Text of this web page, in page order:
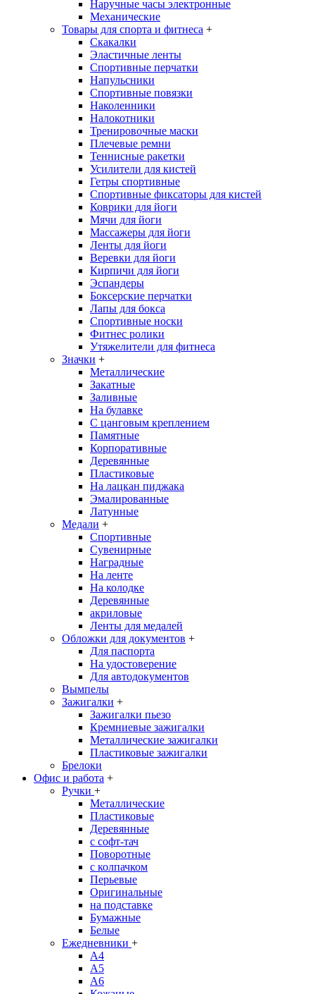
Наручные часы электронные
Механические
Товары для спорта и фитнеса +
Скакалки
Эластичные ленты
Спортивные перчатки
Напульсники
Спортивные повязки
Наколенники
Налокотники
Тренировочные маски
Плечевые ремни
Теннисные ракетки
Усилители для кистей
Гетры спортивные
Спортивные фиксаторы для кистей
Коврики для йоги
Мячи для йоги
Массажеры для йоги
Ленты для йоги
Веревки для йоги
Кирпичи для йоги
Эспандеры
Боксерские перчатки
Лапы для бокса
Спортивные носки
Фитнес ролики
Утяжелители для фитнеса
Значки +
Металлические
Закатные
Заливные
На булавке
С цанговым креплением
Памятные
Корпоративные
Деревянные
Пластиковые
На лацкан пиджака
Эмалированные
Латунные
Медали +
Спортивные
Сувенирные
Наградные
На ленте
На колодке
Деревянные
акриловые
Ленты для медалей
Обложки для документов +
Для паспорта
На удостоверение
Для автодокументов
Вымпелы
Зажигалки +
Зажигалки пьезо
Кремниевые зажигалки
Металлические зажигалки
Пластиковые зажигалки
Брелоки
Офис и работа +
Ручки +
Металлические
Пластиковые
Деревянные
с софт-тач
Поворотные
с колпачком
Перьевые
Оригинальные
на подставке
Бумажные
Белые
Ежедневники +
A4
A5
A6